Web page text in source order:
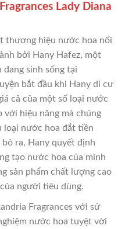
Lady Diana
thương hiệu nước hoa nổi
bởi Hany Hafez, một
đang sinh sống tại
bắt đầu khi Hany di cư
cả của một số loại nước
với hiệu năng mà chúng
loại nước hoa đắt tiền
ra, Hany quyết định
tạo nước hoa của mình
sản phẩm chất lượng cao
người tiêu dùng.
Fragrances với sứ
nước hoa tuyệt vời